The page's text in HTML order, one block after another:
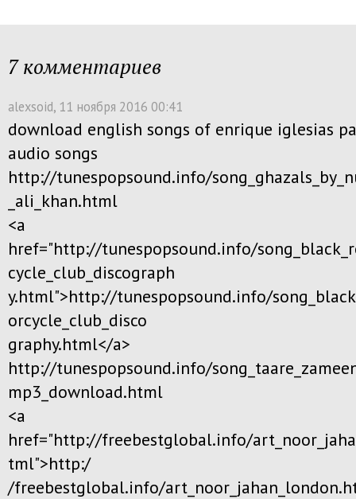
7 комментариев
alexsoid, 11 ноября 2016 00:41
download english songs of enrique iglesias
audio songs
http://tunespopsound.info/
_ali_khan.html
<a
href="http://tunespopsound.info/
cycle_club_discograph
y.html">http://tunespopsound.info/
orcycle_club_disco
graphy.html</a>
http://tunespopsound.info/
mp3_download.html
<a
href="http://freebestglobal.info/
tml">http:/
/freebestglobal.info/